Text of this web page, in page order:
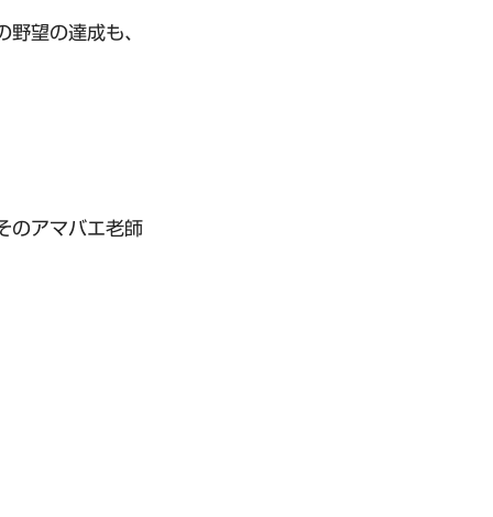
望の達成も、
のアマバエ老師